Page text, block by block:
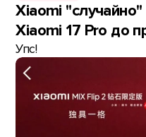
Xiaomi
Xiaomi 17 Pro до
Упс!